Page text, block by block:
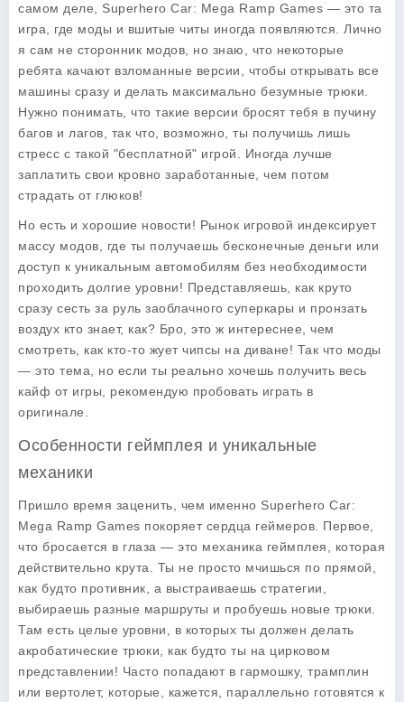
самом деле, Superhero Car: Mega Ramp Games — это та
игра, где моды и вшитые читы иногда появляются. Лично
я сам не сторонник модов, но знаю, что некоторые
ребята качают взломанные версии, чтобы открывать все
машины сразу и делать максимально безумные трюки.
Нужно понимать, что такие версии бросят тебя в пучину
багов и лагов, так что, возможно, ты получишь лишь
стресс с такой "бесплатной" игрой. Иногда лучше
заплатить свои кровно заработанные, чем потом
страдать от глюков!
Но есть и хорошие новости! Рынок игровой индексирует
массу модов, где ты получаешь бесконечные деньги или
доступ к уникальным автомобилям без необходимости
проходить долгие уровни! Представляешь, как круто
сразу сесть за руль заоблачного суперкары и пронзать
воздух кто знает, как? Бро, это ж интереснее, чем
смотреть, как кто-то жует чипсы на диване! Так что моды
— это тема, но если ты реально хочешь получить весь
кайф от игры, рекомендую пробовать играть в
оригинале.
Особенности геймплея и уникальные
механики
Пришло время заценить, чем именно Superhero Car:
Mega Ramp Games покоряет сердца геймеров. Первое,
что бросается в глаза — это механика геймплея, которая
действительно крута. Ты не просто мчишься по прямой,
как будто противник, а выстраиваешь стратегии,
выбираешь разные маршруты и пробуешь новые трюки.
Там есть целые уровни, в которых ты должен делать
акробатические трюки, как будто ты на цирковом
представлении! Часто попадают в гармошку, трамплин
или вертолет, которые, кажется, параллельно готовятся к